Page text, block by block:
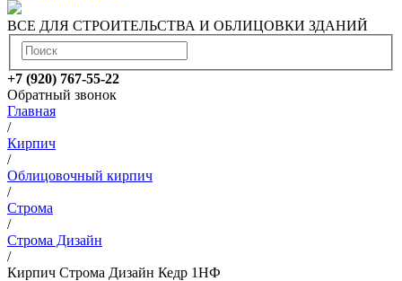
ВСЕ ДЛЯ СТРОИТЕЛЬСТВА И ОБЛИЦОВКИ ЗДАНИЙ
+7 (920) 767-55-22
Обратный звонок
Главная
/
Кирпич
/
Облицовочный кирпич
/
Строма
/
Строма Дизайн
/
Кирпич Строма Дизайн Кедр 1НФ